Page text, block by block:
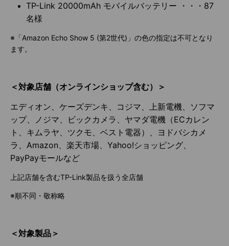
TP-Link 20000mAh モバイルバッテリー ・・・87
名様
※「Amazon Echo Show 5 (第2世代)」の色の指定は不可となり
ます。
＜対象店舗（オンラインショップ含む）＞
エディオン、ケーズデンキ、コジマ、上新電機、ソフマ
ップ、ノジマ、ビックカメラ、ヤマダ電機（ECカレン
ト、キムラヤ、ツクモ、ベスト電器）、ヨドバシカメ
ラ、Amazon、楽天市場、Yahoo!ショッピング、
PayPayモールなど
上記店舗を含むTP-Link製品を扱う全店舗
※順不同・敬称略
＜対象製品＞